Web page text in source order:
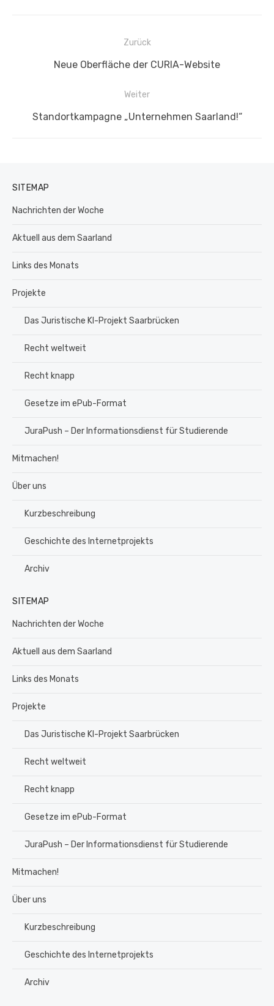
Beitragsnavigation
Zurück
Vorheriger
Neue Oberfläche der CURIA-Website
Weiter
Nächster
Standortkampagne „Unternehmen Saarland!“
SITEMAP
Nachrichten der Woche
Aktuell aus dem Saarland
Links des Monats
Projekte
Das Juristische KI-Projekt Saarbrücken
Recht weltweit
Recht knapp
Gesetze im ePub-Format
JuraPush – Der Informationsdienst für Studierende
Mitmachen!
Über uns
Kurzbeschreibung
Geschichte des Internetprojekts
Archiv
SITEMAP
Nachrichten der Woche
Aktuell aus dem Saarland
Links des Monats
Projekte
Das Juristische KI-Projekt Saarbrücken
Recht weltweit
Recht knapp
Gesetze im ePub-Format
JuraPush – Der Informationsdienst für Studierende
Mitmachen!
Über uns
Kurzbeschreibung
Geschichte des Internetprojekts
Archiv